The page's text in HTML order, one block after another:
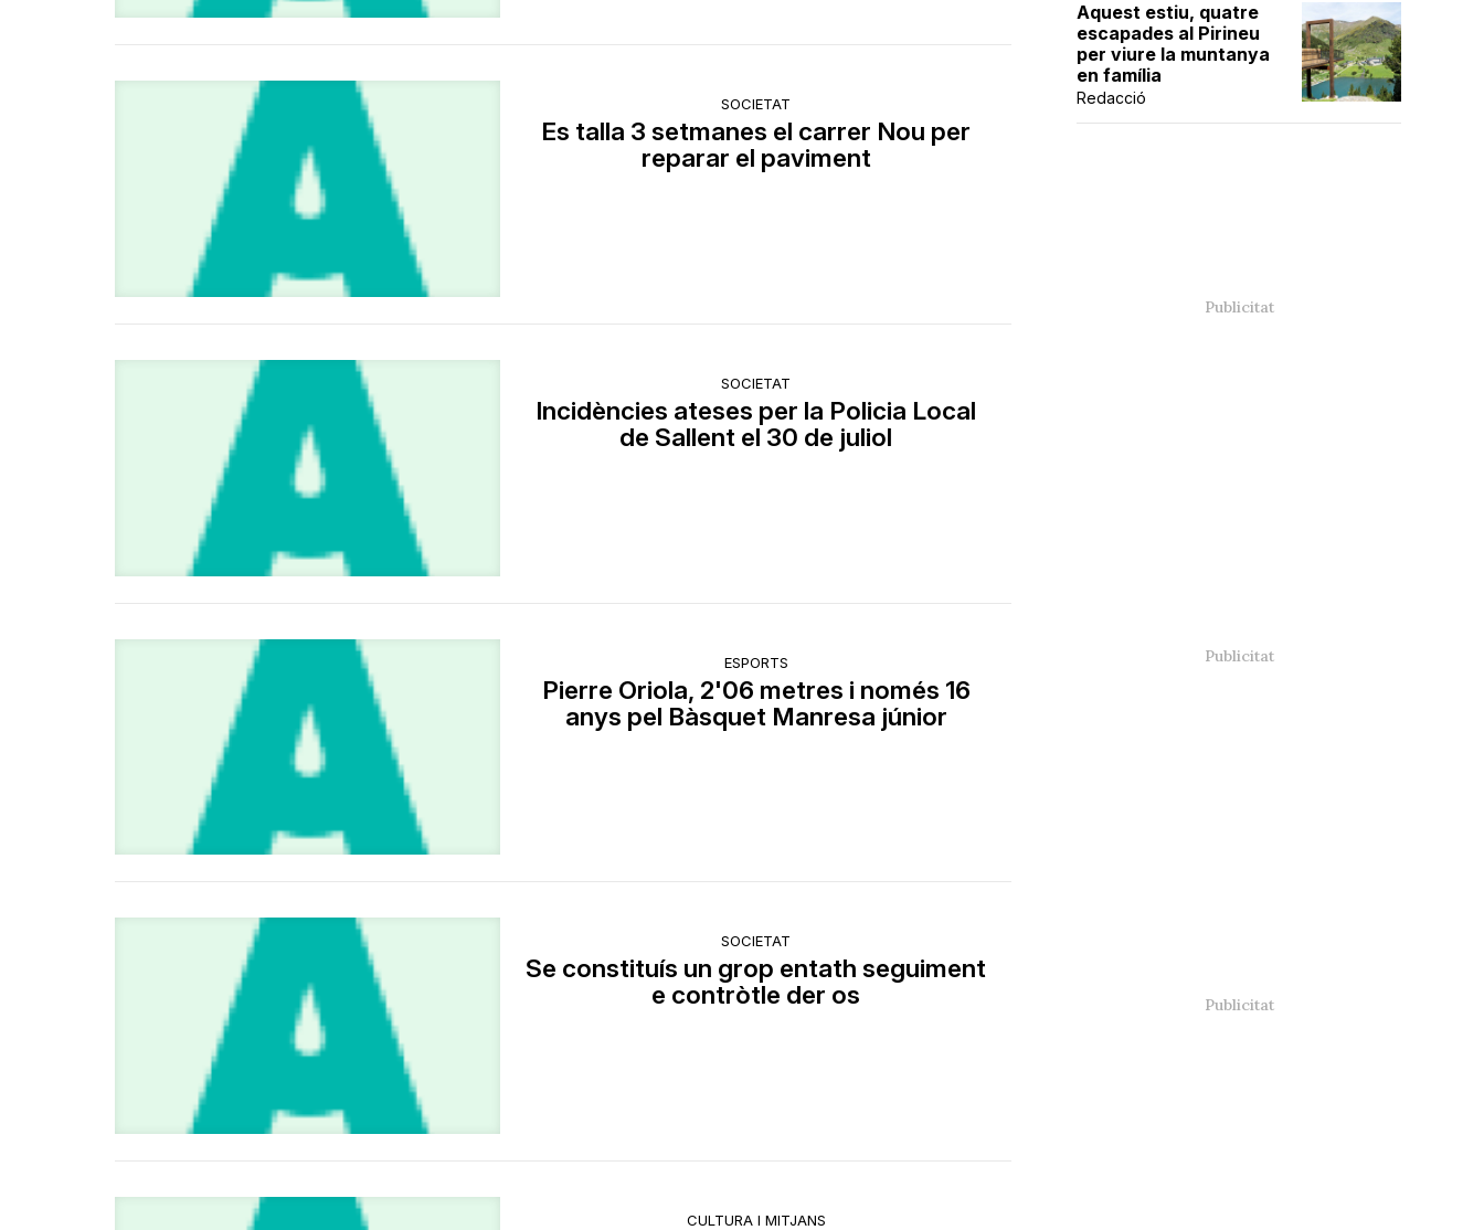
SOCIETAT
Es talla 3 setmanes el carrer Nou per
reparar el paviment
SOCIETAT
Incidències ateses per la Policia Local
de Sallent el 30 de juliol
ESPORTS
Pierre Oriola, 2'06 metres i només 16
anys pel Bàsquet Manresa júnior
SOCIETAT
Se constituís un grop entath seguiment
e contròtle der os
CULTURA I MITJANS
Aquest estiu, quatre
escapades al Pirineu
per viure la muntanya
en família
Redacció